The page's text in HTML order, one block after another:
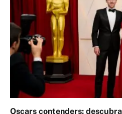
Oscars contenders: